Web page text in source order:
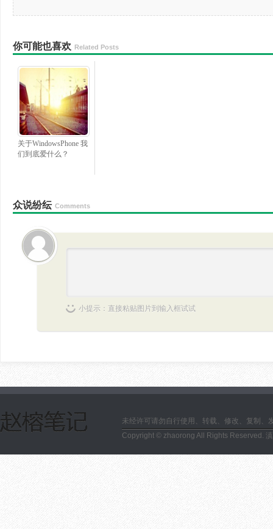
你可能也喜欢 Related Posts
关于WindowsPhone 我
们到底爱什么？
众说纷纭 Comments
小提示：直接粘贴图片到输入框试试
未经许可请勿自行使用、转载、修改、复制
Copyright © zhaorong All Rights Reserved.